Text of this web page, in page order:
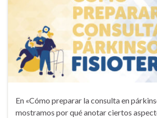
En «Cómo preparar la consulta en
mostramos por qué anotar ciertos